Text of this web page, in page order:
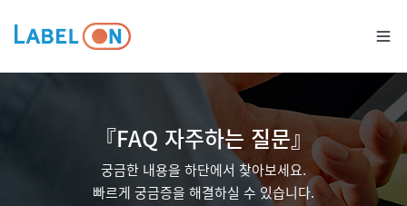
『FAQ 자주하는 질문』
궁금한 내용을 하단에서 찾아보세요.
빠르게 궁금증을 해결하실 수 있습니다.